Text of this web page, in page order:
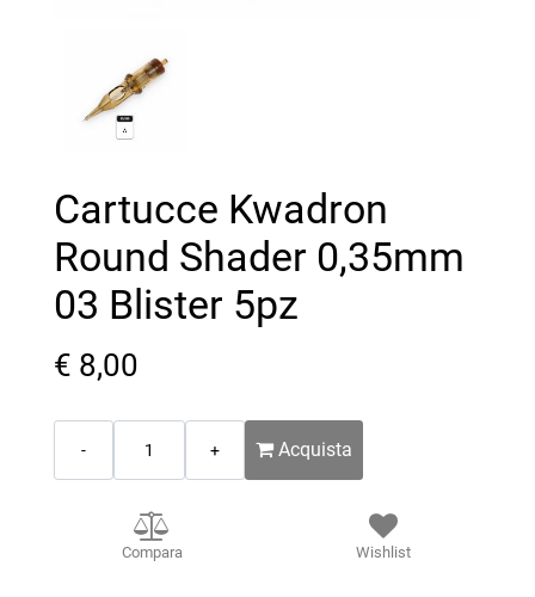
Cartucce Kwadron
Round Shader 0,35mm
03 Blister 5pz
€ 8,00
Acquista
Compara Wishlist